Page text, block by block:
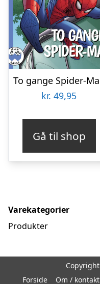
To gange Spider-
kr. 49,95
Gå til shop
Varekategorier
Produkter
Forside
Om / kontakt